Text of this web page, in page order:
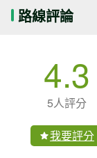
路線評論
4.3
5人評分
我要評分